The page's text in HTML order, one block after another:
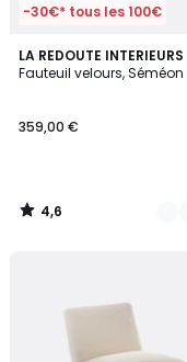
-30€* tous les 100€
LA REDOUTE INTERIEURS
Fauteuil velours, Séméon
359,00 €
4,6
/ 5
2
Couleurs
4,6
/